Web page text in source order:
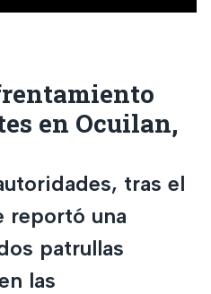
en Ocuilan,
tras el
reportó una
patrullas
las